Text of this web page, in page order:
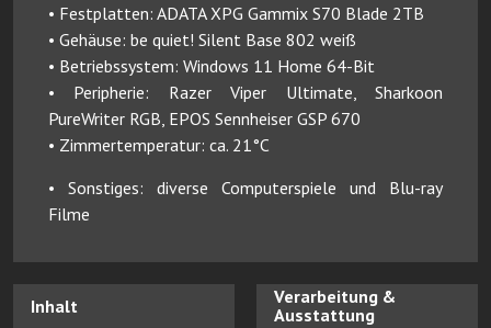
• Festplatten: ADATA XPG Gammix S70 Blade 2TB
• Gehäuse: be quiet! Silent Base 802 weiß
• Betriebssystem: Windows 11 Home 64-Bit
• Peripherie: Razer Viper Ultimate, Sharkoon
PureWriter RGB, EPOS Sennheiser GSP 670
• Zimmertemperatur: ca. 21°C
• Sonstiges: diverse Computerspiele und Blu-ray
Filme
Inhalt
Verarbeitung &
Ausstattung